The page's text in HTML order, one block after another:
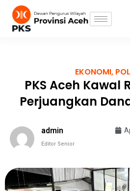
content
EKONOMI,
PKS Aceh Kawal
Perjuangkan
admin
Editor Senior